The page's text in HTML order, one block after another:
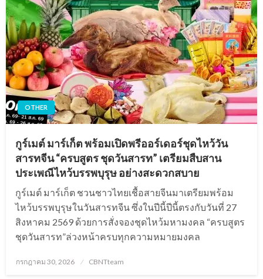
OTHER
กูร์เมต์ มาร์เก็ต พร้อมเปิดพรีออร์เดอร์ชุดไหว้วัน
สารทจีน “ครบสูตร ชุดวันสารท” เตรียมสืบสาน
ประเพณีไหว้บรรพบุรุษ อย่างสะดวกสบาย
กูร์เมต์ มาร์เก็ต ชวนชาวไทยเชื้อสายจีนมาเตรียมพร้อม
ไหว้บรรพบุรุษในวันสารทจีน ซึ่งในปีนี้ปีนี้ตรงกับวันที่ 27
สิงหาคม 2569 ด้วยการสั่งจองชุดไหว้มหามงคล “ครบสูตร
ชุดวันสารท”ล่วงหน้าครบทุกความหมายมงคล
Posted
กรกฎาคม 30, 2026 CBNTteam